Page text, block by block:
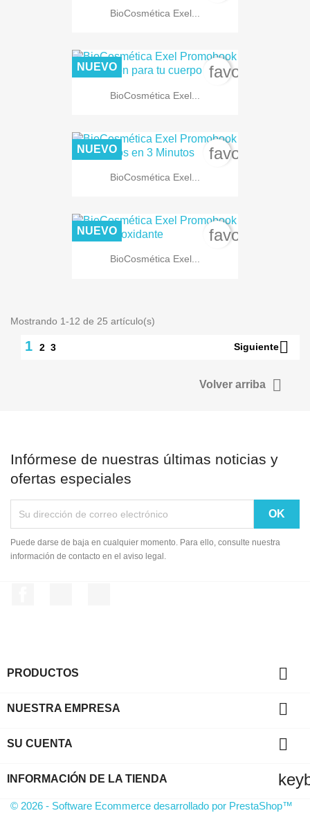
BioCosmética Exel...
BioCosmética Exel...
NUEVO
BioCosmética Exel...
NUEVO
BioCosmética Exel...
NUEVO
Mostrando 1-12 de 25 artículo(s)
1 2 3 Siguiente
Volver arriba 
Infórmese de nuestras últimas noticias y
ofertas especiales
Puede darse de baja en cualquier momento. Para ello, consulte nuestra
información de contacto en el aviso legal.
PRODUCTOS 
NUESTRA EMPRESA 
SU CUENTA 
INFORMACIÓN DE LA TIENDA
© 2026 - Software Ecommerce desarrollado por PrestaShop™